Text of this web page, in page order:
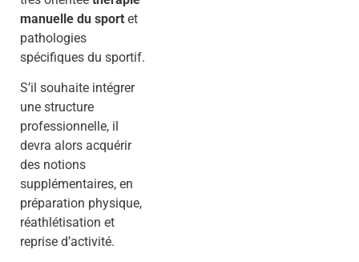
manuelle du sport et
pathologies
spécifiques du sportif.
S’il souhaite intégrer
une structure
professionnelle, il
devra alors acquérir
des notions
supplémentaires, en
préparation physique,
réathlétisation et
reprise d’activité.